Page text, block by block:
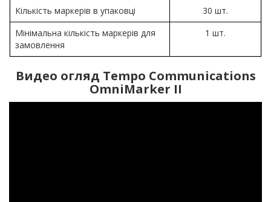
Кількість маркерів в упаковці
30 шт.
Мінімальна кількість маркерів для
замовлення
1 шт.
Видео огляд Tempo Communications
OmniMarker II